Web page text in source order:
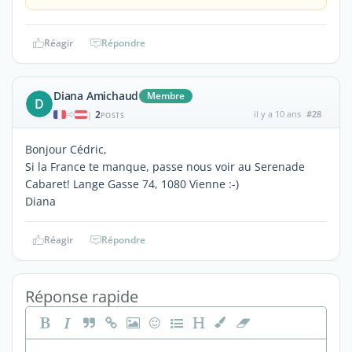
Réagir Répondre
D Diana Amichaud Membre
| 2POSTS il y a 10 ans #28
Bonjour Cédric,
Si la France te manque, passe nous voir au Serenade
Cabaret! Lange Gasse 74, 1080 Vienne :-)
Diana
Réagir Répondre
Réponse rapide